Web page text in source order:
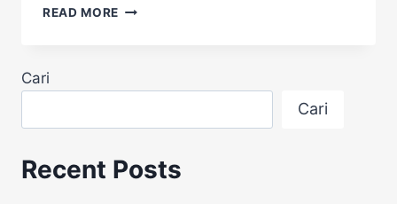
READ MORE SKANDAL
PEREMPUAN
DI
Cari
Cari
Recent Posts